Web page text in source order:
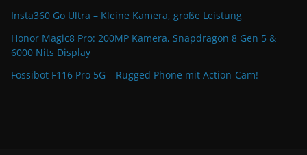
Insta360 Go Ultra – Kleine Kamera, große Leistung
Honor Magic8 Pro: 200MP Kamera, Snapdragon 8 Gen 5 &
6000 Nits Display
Fossibot F116 Pro 5G – Rugged Phone mit Action-Cam!